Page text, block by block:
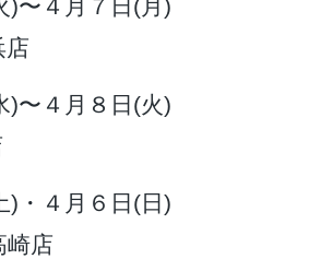
)〜４月７日(月)
店
)〜４月８日(火)
)・４月６日(日)
崎店